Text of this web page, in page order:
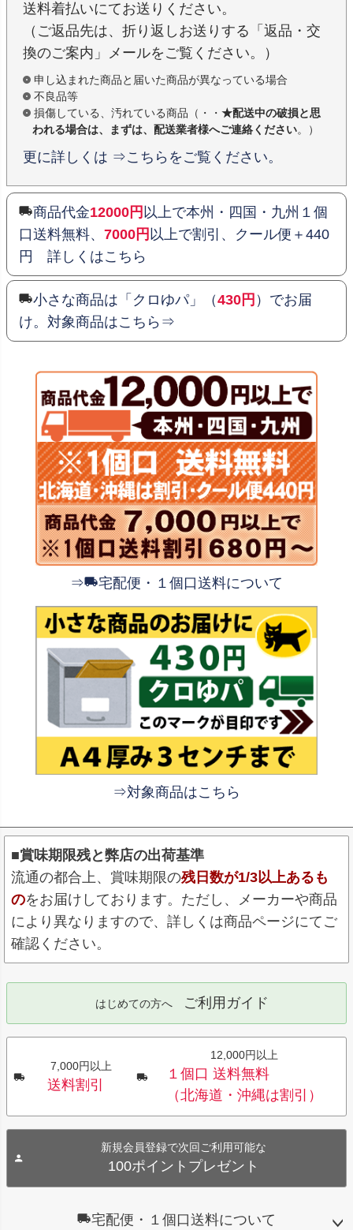
送料着払いにてお送りください。
（ご返品先は、折り返しお送りする「返品・交
換のご案内」メールをご覧ください。）
申し込まれた商品と届いた商品が異なっている場合
不良品等
損傷している、汚れている商品（・・ ★配送中の破損と思
われる場合は、まずは、配送業者様へご連絡ください。）
更に詳しくは ⇒こちらをご覧ください。
商品代金12000円 以上で本州・四国・九州１個
口送料無料、 7000円 以上で割引、クール便＋440
円 詳しくはこちら
小さな商品は「クロゆパ」（430円 ）でお届
け。対象商品はこちら⇒
⇒ 宅配便・１個口送料について
⇒対象商品はこちら
■賞味期限残と弊店の出荷基準
流通の都合上、賞味期限の残日数が1/3以上あるも
のをお届けしております。ただし、メーカーや商品
により異なりますので、詳しくは商品ページにてご
確認ください。
はじめての方へ ご利用ガイド
7,000円以上
送料割引
12,000円以上
１個口 送料無料
（北海道・沖縄は割引）
新規会員登録で次回ご利用可能な
100ポイントプレゼント
宅配便・１個口送料について